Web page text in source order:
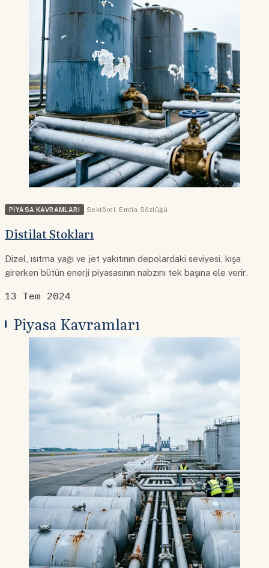
PIYASA KAVRAMLARI Sektörel Emtia Sözlüğü
Distilat Stokları
Dizel, ısıtma yağı ve jet yakıtının depolardaki seviyesi, kışa
girerken bütün enerji piyasasının nabzını tek başına ele verir.
13 Tem 2024
Piyasa Kavramları